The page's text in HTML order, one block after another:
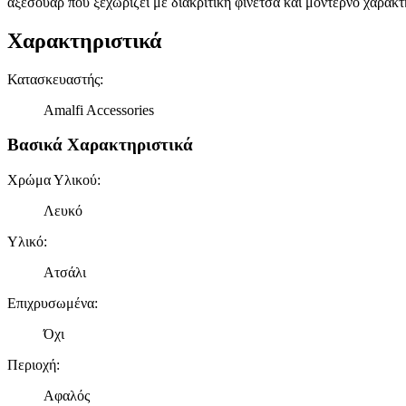
Χαρακτηριστικά
Κατασκευαστής:
Amalfi Accessories
Βασικά Χαρακτηριστικά
Χρώμα Υλικού:
Λευκό
Υλικό:
Ατσάλι
Επιχρυσωμένα:
Όχι
Περιοχή:
Αφαλός